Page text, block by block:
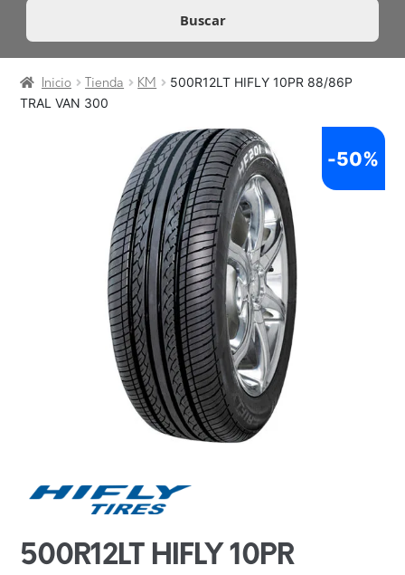
l
Buscar
Inicio Tienda KM
500R12LT HIFLY 10PR 88/86P
TRAL VAN 300
500R12LT HIFLY 10PR
-50%